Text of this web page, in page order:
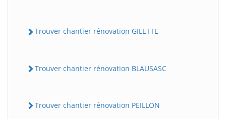
Trouver chantier rénovation GILETTE
Trouver chantier rénovation BLAUSASC
Trouver chantier rénovation PEILLON